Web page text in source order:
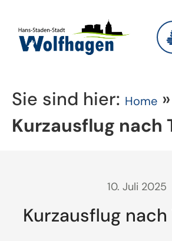
Sie sind hier: Home »
Kurzausflug nach
10. Juli 2025
Kurzausflug